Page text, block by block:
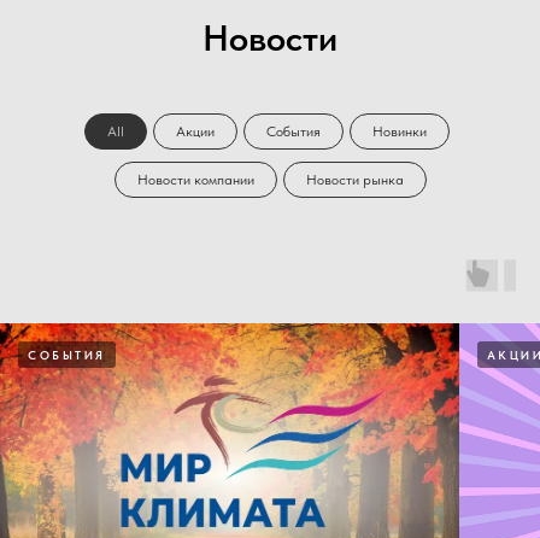
Новости
All Акции События Новинки
Новости компании Новости рынка
СОБЫТИЯ